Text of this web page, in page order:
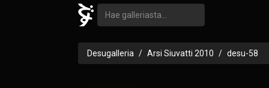
Desugalleria Arsi Siuvatti 2010 desu-58